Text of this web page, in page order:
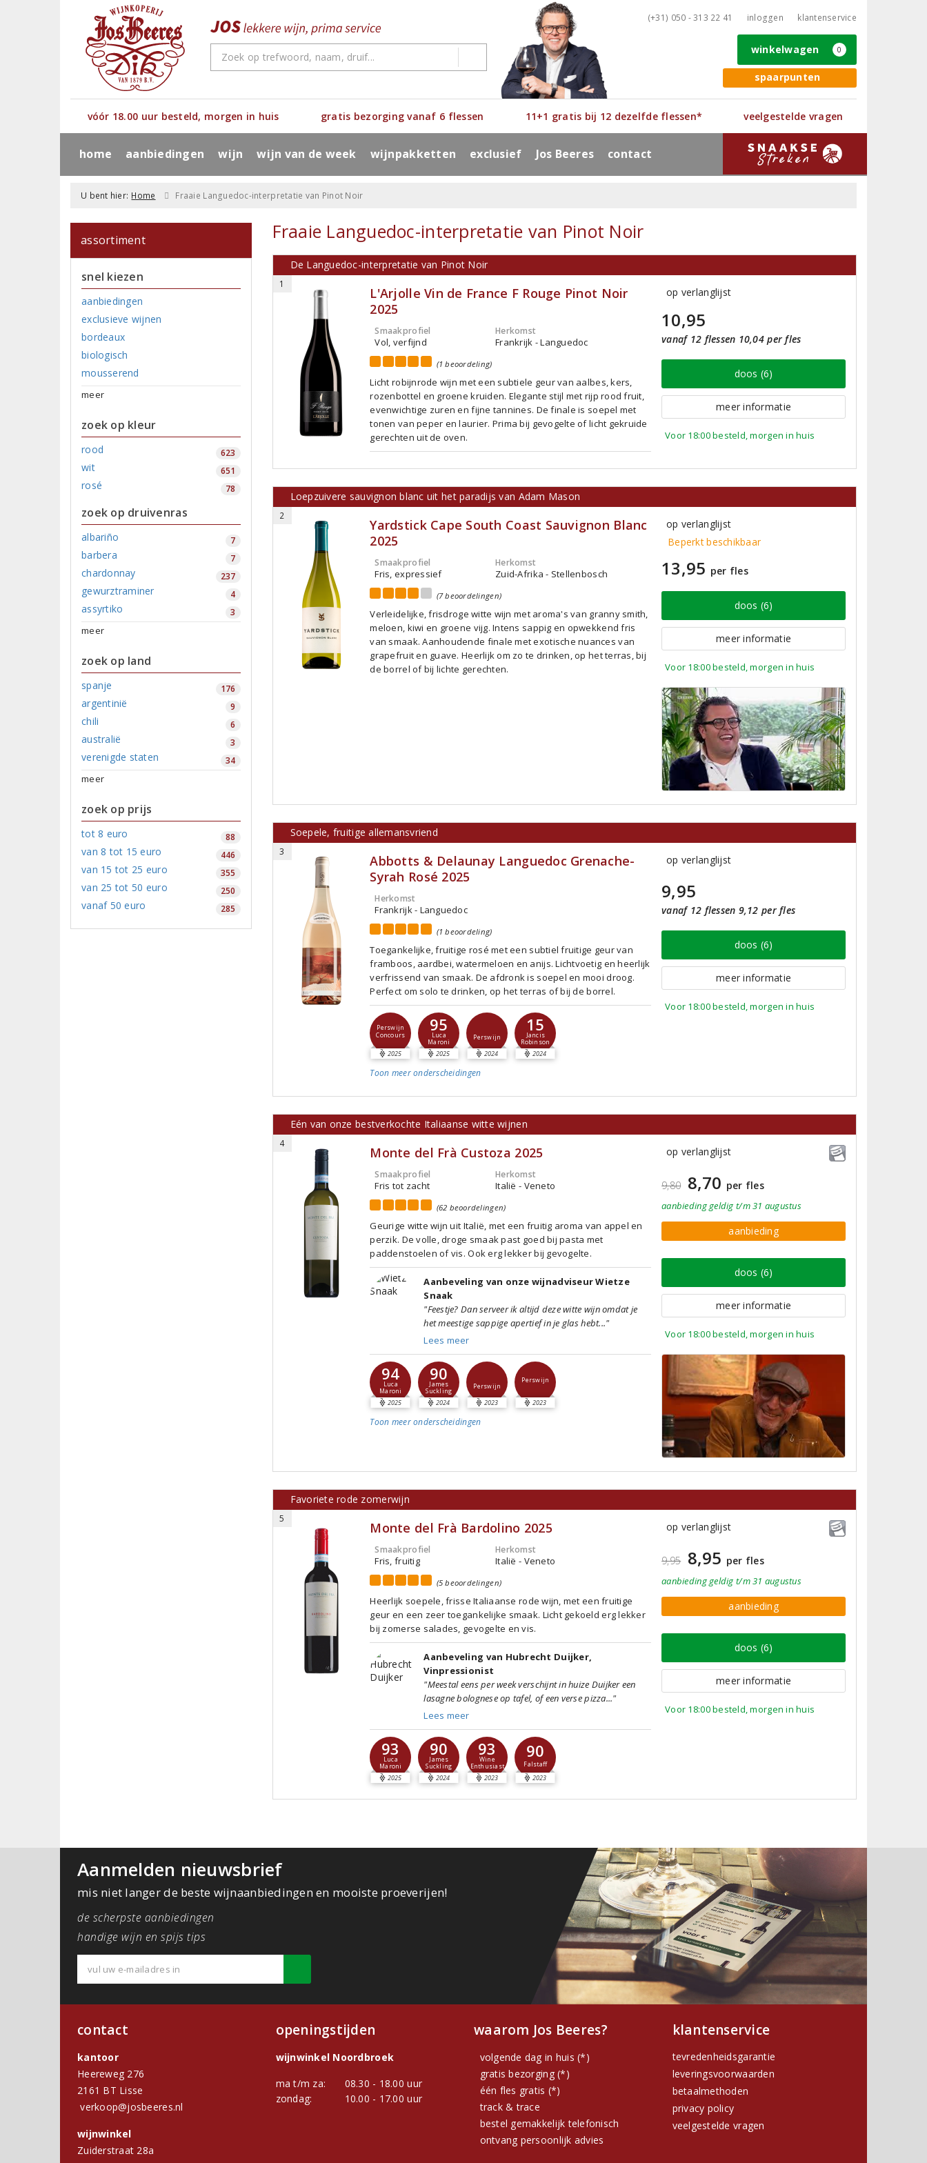
(+31) 050 - 313 22 41 inloggen klantenservice
spaarpunten
winkelwagen 0
vóór 18.00 uur besteld, morgen in huis gratis bezorging vanaf 6 flessen 11+1 gratis bij 12 dezelfde flessen* veelgestelde vragen
home aanbiedingen wijn wijn van de week wijnpakketten exclusief Jos Beeres contact
U bent hier: Home Fraaie Languedoc-interpretatie van Pinot Noir
assortiment
snel kiezen
aanbiedingen
exclusieve wijnen
bordeaux
biologisch
mousserend
meer
zoek op kleur
rood 623
wit 651
rosé 78
zoek op druivenras
albariño 7
barbera 7
chardonnay 237
gewurztraminer 4
assyrtiko 3
meer
zoek op land
spanje 176
argentinië 9
chili 6
australië 3
verenigde staten 34
meer
zoek op prijs
tot 8 euro 88
van 8 tot 15 euro 446
van 15 tot 25 euro 355
van 25 tot 50 euro 250
vanaf 50 euro 285
Fraaie Languedoc-interpretatie van Pinot Noir
De Languedoc-interpretatie van Pinot Noir
1
L'Arjolle Vin de France F Rouge Pinot Noir
2025
Smaakprofiel
Vol, verfijnd
Herkomst
Frankrijk - Languedoc
(1 beoordeling)
Licht robijnrode wijn met een subtiele geur van aalbes, kers,
rozenbottel en groene kruiden. Elegante stijl met rijp rood fruit,
evenwichtige zuren en fijne tannines. De finale is soepel met
tonen van peper en laurier. Prima bij gevogelte of licht gekruide
gerechten uit de oven.
op verlanglijst
10,95
vanaf 12 flessen 10,04 per fles
doos (6)
meer informatie
Voor 18:00 besteld, morgen in huis
Loepzuivere sauvignon blanc uit het paradijs van Adam Mason
2
Yardstick Cape South Coast Sauvignon Blanc
2025
Smaakprofiel
Fris, expressief
Herkomst
Zuid-Afrika - Stellenbosch
(7 beoordelingen)
Verleidelijke, frisdroge witte wijn met aroma's van granny smith,
meloen, kiwi en groene vijg. Intens sappig en opwekkend fris
van smaak. Aanhoudende finale met exotische nuances van
grapefruit en guave. Heerlijk om zo te drinken, op het terras, bij
de borrel of bij lichte gerechten.
op verlanglijst
Beperkt beschikbaar
13,95 per fles
doos (6)
meer informatie
Voor 18:00 besteld, morgen in huis
Soepele, fruitige allemansvriend
3
Abbotts & Delaunay Languedoc Grenache-
Syrah Rosé 2025
Herkomst
Frankrijk - Languedoc
(1 beoordeling)
Toegankelijke, fruitige rosé met een subtiel fruitige geur van
framboos, aardbei, watermeloen en anijs. Lichtvoetig en heerlijk
verfrissend van smaak. De afdronk is soepel en mooi droog.
Perfect om solo te drinken, op het terras of bij de borrel.
Perswijn
Concours
2025
95
Luca
Maroni
2025
Perswijn
2024
15
Jancis
Robinson
2024
Toon meeronderscheidingen
op verlanglijst
9,95
vanaf 12 flessen 9,12 per fles
doos (6)
meer informatie
Voor 18:00 besteld, morgen in huis
Eén van onze bestverkochte Italiaanse witte wijnen
4
Monte del Frà Custoza 2025
Smaakprofiel
Fris tot zacht
Herkomst
Italië - Veneto
(62 beoordelingen)
Geurige witte wijn uit Italië, met een fruitig aroma van appel en
perzik. De volle, droge smaak past goed bij pasta met
paddenstoelen of vis. Ook erg lekker bij gevogelte.
Aanbeveling van onze wijnadviseur Wietze
Snaak
"Feestje? Dan serveer ik altijd deze witte wijn omdat je
het meestige sappige apertief in je glas hebt..."
Lees meer
94
Luca
Maroni
2025
90
James
Suckling
2024
Perswijn
2023
Perswijn
2023
Toon meeronderscheidingen
op verlanglijst
9,80 8,70 per fles
aanbiedinggeldig t/m 31 augustus
aanbieding
doos (6)
meer informatie
Voor 18:00 besteld, morgen in huis
Favoriete rode zomerwijn
5
Monte del Frà Bardolino 2025
Smaakprofiel
Fris, fruitig
Herkomst
Italië - Veneto
(5 beoordelingen)
Heerlijk soepele, frisse Italiaanse rode wijn, met een fruitige
geur en een zeer toegankelijke smaak. Licht gekoeld erg lekker
bij zomerse salades, gevogelte en vis.
Aanbeveling van Hubrecht Duijker,
Vinpressionist
"Meestal eens per week verschijnt in huize Duijker een
lasagne bolognese op tafel, of een verse pizza..."
Lees meer
93
Luca
Maroni
2025
90
James
Suckling
2024
93
Wine
Enthusiast
2023
90
Falstaff
2023
op verlanglijst
9,95 8,95 per fles
aanbiedinggeldig t/m 31 augustus
aanbieding
doos (6)
meer informatie
Voor 18:00 besteld, morgen in huis
Aanmelden nieuwsbrief
mis niet langer de beste wijnaanbiedingen en mooiste proeverijen!
de scherpste aanbiedingen
handige wijn en spijs tips
contact
kantoor
Heereweg 276
2161 BT Lisse
verkoop@josbeeres.nl
wijnwinkel
Zuiderstraat 28a
openingstijden
wijnwinkel Noordbroek
ma t/m za:
08.30 - 18.00 uur
zondag:
10.00 - 17.00 uur
waarom Jos Beeres?
volgende dag in huis (*)
gratis bezorging (*)
één fles gratis (*)
track & trace
bestel gemakkelijk telefonisch
ontvang persoonlijk advies
klantenservice
tevredenheidsgarantie
leveringsvoorwaarden
betaalmethoden
privacy policy
veelgestelde vragen